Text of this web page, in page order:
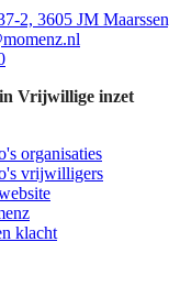
2, 3605 JM
Vrijwillige inzet
organisaties
vrijwilligers
klacht